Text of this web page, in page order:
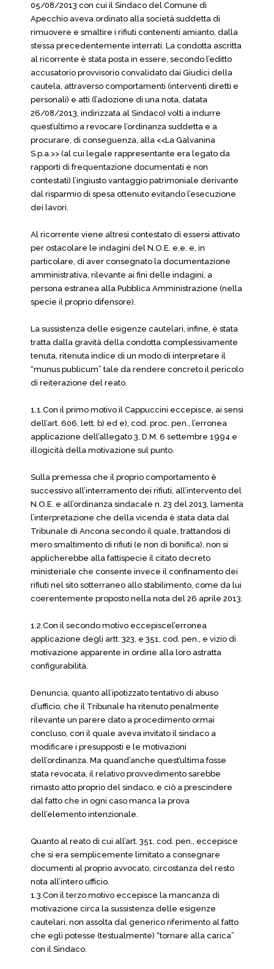
05/08/2013 con cui il Sindaco del Comune di
Apecchio aveva ordinato alla società suddetta di
rimuovere e smaltire i rifiuti contenenti amianto, dalla
stessa precedentemente interrati. La condotta ascritta
al ricorrente è stata posta in essere, secondo l’editto
accusatorio provvisorio convalidato dai Giudici della
cautela, attraverso comportamenti (interventi diretti e
personali) e atti (l’adozione di una nota, datata
26/08/2013, indirizzata al Sindaco) volti a indurre
quest’ultimo a revocare l’ordinanza suddetta e a
procurare, di conseguenza, alla <<La Galvanina
S.p.a.>> (al cui legale rappresentante era legato da
rapporti di frequentazione documentati e non
contestati) l’ingiusto vantaggio patrimoniale derivante
dal risparmio di spesa ottenuto evitando l’esecuzione
dei lavori.
Al ricorrente viene altresì contestato di essersi attivato
per ostacolare le indagini del N.O.E. e.e. e, in
particolare, di aver consegnato la documentazione
amministrativa, rilevante ai fini delle indagini, a
persona estranea alla Pubblica Amministrazione (nella
specie il proprio difensore).
La sussistenza delle esigenze cautelari, infine, è stata
tratta dalla gravità della condotta complessivamente
tenuta, ritenuta indice di un modo di interpretare il
“munus publicum” tale da rendere concreto il pericolo
di reiterazione del reato.
1.1.Con il primo motivo il Cappuccini eccepisce, ai sensi
dell’art. 606, lett. b) ed e), cod. proc. pen., l’erronea
applicazione dell’allegato 3, D.M. 6 settembre 1994 e
illogicità della motivazione sul punto.
Sulla premessa che il proprio comportamento è
successivo all’interramento dei rifiuti, all’intervento del
N.O.E. e all’ordinanza sindacale n. 23 del 2013, lamenta
l’interpretazione che della vicenda è stata data dal
Tribunale di Ancona secondo il quale, trattandosi di
mero smaltimento di rifiuti (e non di bonifica), non si
applicherebbe alla fattispecie il citato decreto
ministeriale che consente invece il confinamento dei
rifiuti nel sito sotterraneo allo stabilimento, come da lui
coerentemente proposto nella nota del 26 aprile 2013.
1.2.Con il secondo motivo eccepiscel’erronea
applicazione degli artt. 323, e 351, cod. pen., e vizio di
motivazione apparente in ordine alla loro astratta
configurabilità.
Denuncia, quanto all’ipotizzato tentativo di abuso
d’ufficio, che il Tribunale ha ritenuto penalmente
rilevante un parere dato a procedimento ormai
concluso, con il quale aveva invitato il sindaco a
modificare i presupposti e le motivazioni
dell’ordinanza. Ma quand’anche quest’ultima fosse
stata revocata, il relativo provvedimento sarebbe
rimasto atto proprio del sindaco, e ciò a prescindere
dal fatto che in ogni caso manca la prova
dell’elemento intenzionale.
Quanto al reato di cui all’art. 351, cod. pen., eccepisce
che si era semplicemente limitato a consegnare
documenti al proprio avvocato, circostanza del resto
nota all’intero ufficio.
1.3.Con il terzo motivo eccepisce la mancanza di
motivazione circa la sussistenza delle esigenze
cautelari, non assolta dal generico riferimento al fatto
che egli potesse (testualmente) “tornare alla carica”
con il Sindaco.